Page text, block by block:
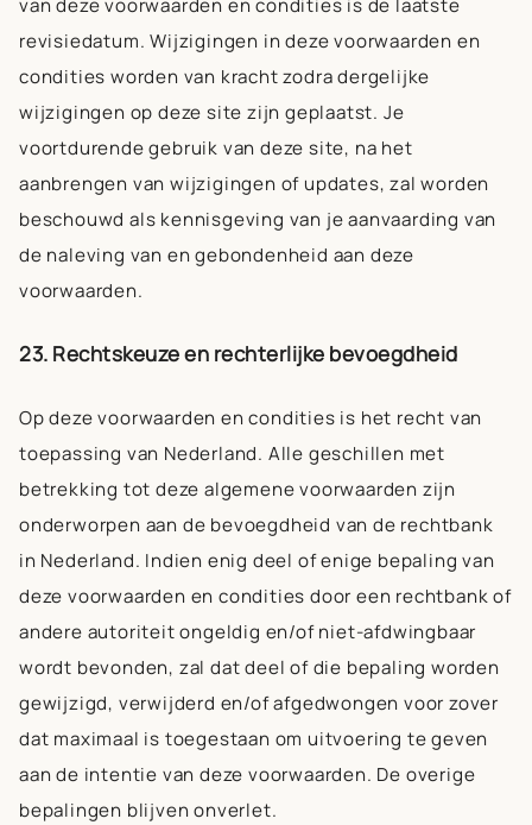
revisiedatum. Wijzigingen in deze voorwaarden en
condities worden van kracht zodra dergelijke
wijzigingen op deze site zijn geplaatst. Je
voortdurende gebruik van deze site, na het
aanbrengen van wijzigingen of updates, zal worden
beschouwd als kennisgeving van je aanvaarding van
de naleving van en gebondenheid aan deze
voorwaarden.
23. Rechtskeuze en rechterlijke bevoegdheid
Op deze voorwaarden en condities is het recht van
toepassing van Nederland. Alle geschillen met
betrekking tot deze algemene voorwaarden zijn
onderworpen aan de bevoegdheid van de rechtbank
in Nederland. Indien enig deel of enige bepaling van
deze voorwaarden en condities door een rechtbank of
andere autoriteit ongeldig en/of niet-afdwingbaar
wordt bevonden, zal dat deel of die bepaling worden
gewijzigd, verwijderd en/of afgedwongen voor zover
dat maximaal is toegestaan om uitvoering te geven
aan de intentie van deze voorwaarden. De overige
bepalingen blijven onverlet.